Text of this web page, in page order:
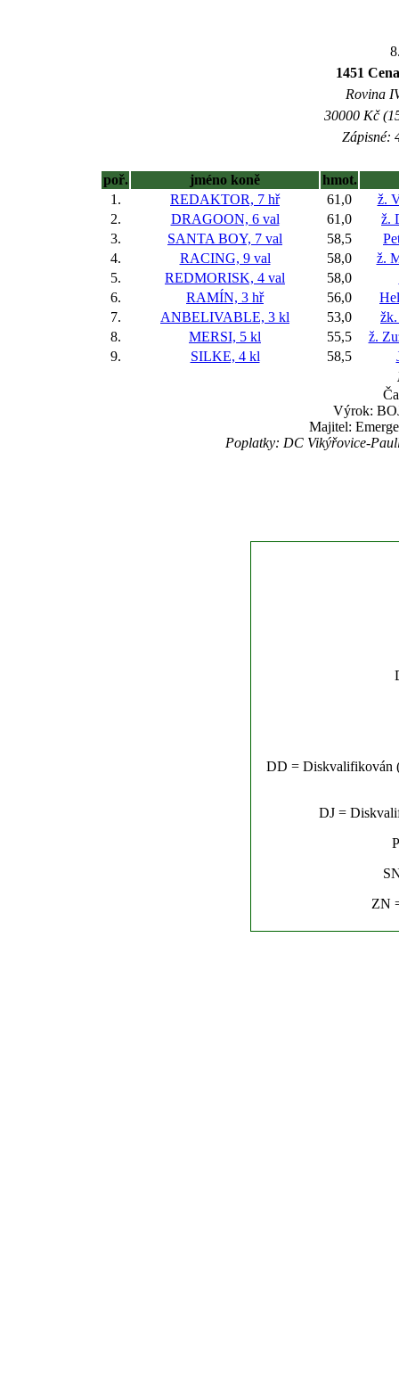
1451
Rovina
30000 Kč
Zápisné:
poř. jméno koně
hmot.
1.
REDAKTOR, 7 hř 61,0
ž.
2.
DRAGOON, 6 val 61,0
ž.
3.
SANTA BOY, 7 val 58,5
4.
RACING, 9 val 58,0
ž.
5.
REDMORISK, 4 val 58,0
6.
RAMÍN, 3 hř 56,0
7.
ANBELIVABLE, 3 kl 53,0
8.
MERSI, 5 kl 55,5
ž.
9.
SILKE, 4 kl 58,5
Výrok:
Majitel:
Poplatky: DC Vikýřovice-
DD = Diskvalifikován
DJ =
ZN